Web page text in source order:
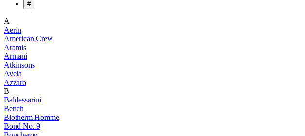
#
A
Aerin
American Crew
Aramis
Armani
Atkinsons
Avela
Azzaro
B
Baldessarini
Bench
Biotherm Homme
Bond No. 9